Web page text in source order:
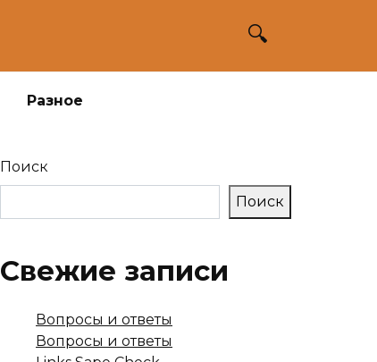
Разное
Поиск
Поиск
Свежие записи
Вопросы и ответы
Вопросы и ответы